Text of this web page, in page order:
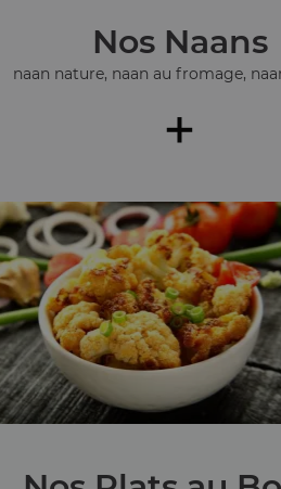
Nos Naans
naan nature, naan au fromage,
+